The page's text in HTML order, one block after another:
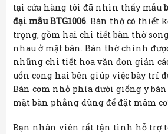
tại cửa hàng tôi đã nhìn thấy mẫu
đại mẫu BTG1006. Bàn thờ có thiết
trọng, gồm hai chi tiết bàn thờ
nhau ở mặt bàn. Bàn thờ chính
những chi tiết hoa văn đơn giản
uốn cong hai bên giúp việc bày trí
Bàn cơm nhỏ phía dưới giống y
mặt bàn phẳng dùng để đặt mâm
Bạn nhân viên rất tận tình hỗ trợ